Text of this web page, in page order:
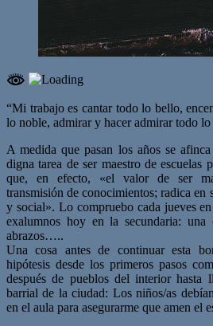
“Mi trabajo es cantar todo lo bello,
lo noble, admirar y hacer admirar todo lo
A medida que pasan los años se
digna tarea de ser maestro de escuelas
que, en efecto, «el valor de ser
transmisión de conocimientos; radica en
y social». Lo compruebo cada jueves
exalumnos hoy en la secundaria:
abrazos…..
Una cosa antes de continuar esta
hipótesis desde los primeros pasos
después de pueblos del interior hasta
barrial de la ciudad: Los niños/as
en el aula para asegurarme que amen